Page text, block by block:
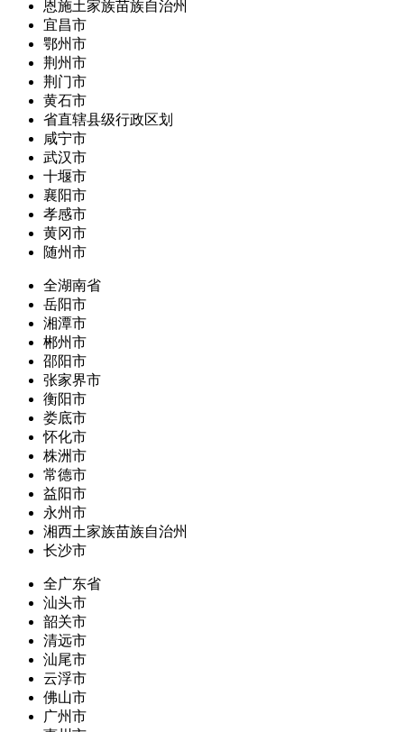
恩施土家族苗族自治州
宜昌市
鄂州市
荆州市
荆门市
黄石市
省直辖县级行政区划
咸宁市
武汉市
十堰市
襄阳市
孝感市
黄冈市
随州市
全湖南省
岳阳市
湘潭市
郴州市
邵阳市
张家界市
衡阳市
娄底市
怀化市
株洲市
常德市
益阳市
永州市
湘西土家族苗族自治州
长沙市
全广东省
汕头市
韶关市
清远市
汕尾市
云浮市
佛山市
广州市